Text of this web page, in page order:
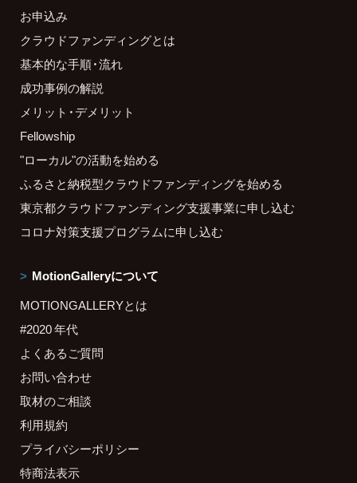
お申込み
クラウドファンディングとは
基本的な手順・流れ
成功事例の解説
メリット・デメリット
Fellowship
"ローカル"の活動を始める
ふるさと納税型クラウドファンディングを始める
東京都クラウドファンディング支援事業に申し込む
コロナ対策支援プログラムに申し込む
MotionGalleryについて
MOTIONGALLERYとは
#2020 年代
よくあるご質問
お問い合わせ
取材のご相談
利用規約
プライバシーポリシー
特商法表示